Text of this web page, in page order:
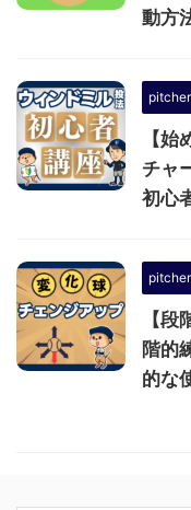
動方
pitcher
【
チャ
初心
pitcher
【
階的
的な